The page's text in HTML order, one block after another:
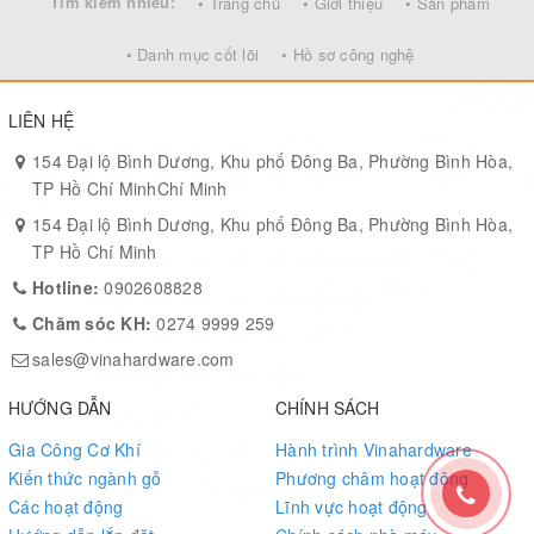
• Danh mục cốt lõi • Hồ sơ công nghệ
LIÊN HỆ
154 Đại lộ Bình Dương, Khu phố Đông Ba, Phường Bình Hòa,
TP Hồ Chí MinhChí Minh
154 Đại lộ Bình Dương, Khu phố Đông Ba, Phường Bình Hòa,
TP Hồ Chí Minh
Hotline:0902608828
Chăm sóc KH:0274 9999 259
sales@vinahardware.com
HƯỚNG DẪN
Gia Công Cơ Khí
Kiến thức ngành gỗ
Các hoạt động
CHÍNH SÁCH
Hành trình Vinahardware
Phương châm hoạt động
Lĩnh vực hoạt động